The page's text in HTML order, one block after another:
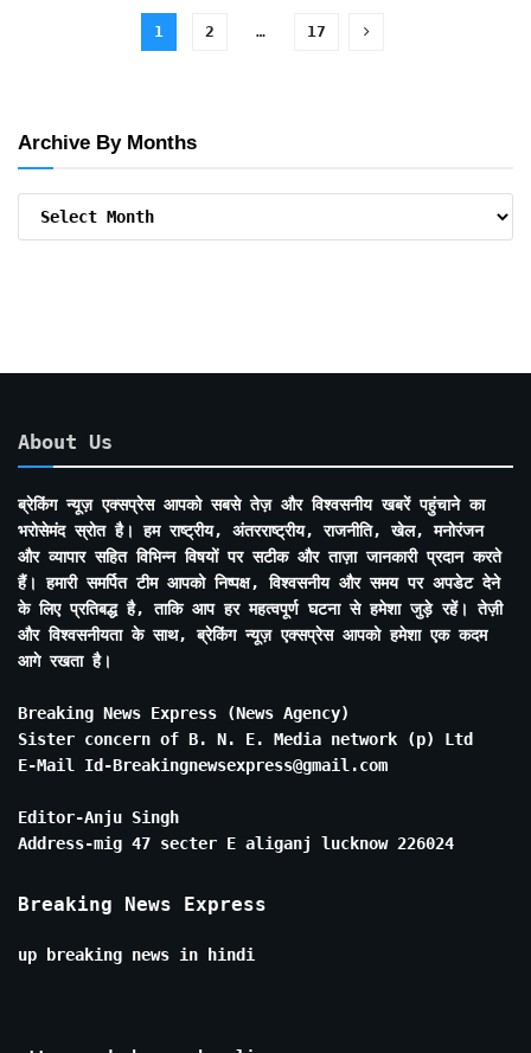
1 2 … 17
Archive By Months
Archive
About Us
ब्रेकिंग न्यूज़ एक्सप्रेस आपको सबसे तेज़ और विश्वसनीय खबरें पहुंचाने का
भरोसेमंद स्रोत है। हम राष्ट्रीय, अंतरराष्ट्रीय, राजनीति, खेल, मनोरंजन
और व्यापार सहित विभिन्न विषयों पर सटीक और ताज़ा जानकारी प्रदान करते
हैं। हमारी समर्पित टीम आपको निष्पक्ष, विश्वसनीय और समय पर अपडेट देने
के लिए प्रतिबद्ध है, ताकि आप हर महत्वपूर्ण घटना से हमेशा जुड़े रहें। तेज़ी
और विश्वसनीयता के साथ, ब्रेकिंग न्यूज़ एक्सप्रेस आपको हमेशा एक कदम
आगे रखता है।
Breaking News Express (News Agency)
Sister concern of B. N. E. Media network (p) Ltd
E-Mail Id-Breakingnewsexpress@gmail.com
Editor-Anju Singh
Address-mig 47 secter E aliganj lucknow 226024
Breaking News Express
up breaking news in hindi